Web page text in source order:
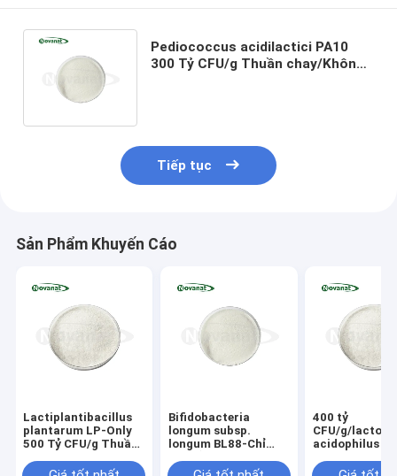
Pediococcus acidilactici PA10
300 Tỷ CFU/g Thuần chay/Không
Tiếp tục
Sản Phẩm Khuyến Cáo
Lactiplantibacillus
plantarum LP-Only
500 Tỷ CFU/g Thuần
ứng/Không chứa
Bifidobacteria
longum subsp.
longum BL88-Chỉ
chay/Không gây dị
400 tỷ
CFU/g/
acidophilus